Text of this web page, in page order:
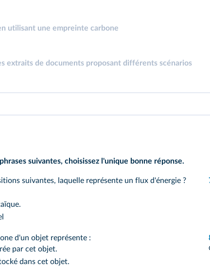
utilisant une empreinte carbone
extraits de documents proposant différents scénarios
suivantes, choisissez l'unique bonne réponse.
suivantes, laquelle représente un flux d'énergie ?
d'un objet représente :
par cet objet.
dans cet objet.